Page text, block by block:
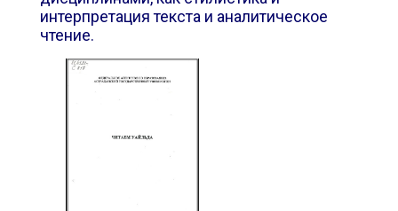
интерпретация текста и аналитическое
чтение.